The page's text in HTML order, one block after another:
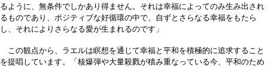
るように、無条件でしかあり得ません。それは幸福によってのみ生み出され
るものであり、ポジティブな好循環の中で、自ずとさらなる幸福をもたら
し、それによりさらなる愛が生まれるのです」
この観点から、ラエルは瞑想を通じて幸福と平和を積極的に追求すること
を提唱しています。「核爆弾や大量殺戮が積み重なっている今、平和のため